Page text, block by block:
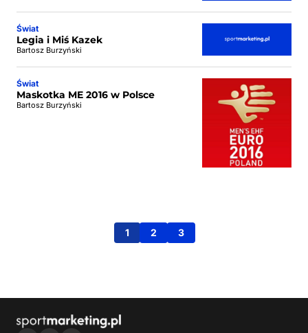
Świat
Legia i Miś Kazek
Bartosz Burzyński
Świat
Maskotka ME 2016 w Polsce
Bartosz Burzyński
1 2 3